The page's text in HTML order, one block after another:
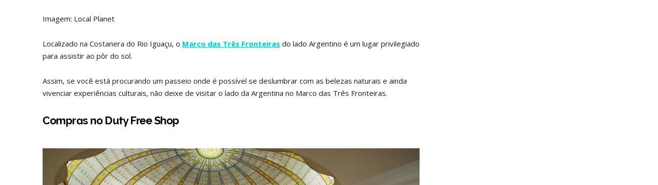
Imagem: Local Planet
Localizado na Costanera do Rio Iguaçu, o Marco das Três Fronteiras do lado Argentino é um lugar privilegiado
para assistir ao pôr do sol.
Assim, se você está procurando um passeio onde é possível se deslumbrar com as belezas naturais e ainda
vivenciar experiências culturais, não deixe de visitar o lado da Argentina no Marco das Três Fronteiras.
Compras no Duty Free Shop